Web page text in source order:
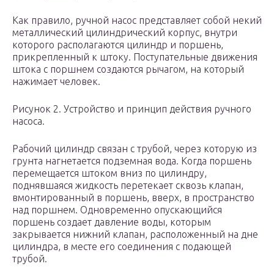
Как правило, ручной насос представляет собой некий
металлический цилиндрический корпус, внутри
которого располагаются цилиндр и поршень,
прикрепленный к штоку. Поступательные движения
штока с поршнем создаются рычагом, на который
нажимает человек.
Рисунок 2. Устройство и принцип действия ручного
насоса.
Рабочий цилиндр связан с трубой, через которую из
грунта нагнетается подземная вода. Когда поршень
перемещается штоком вниз по цилиндру,
поднявшаяся жидкость перетекает сквозь клапан,
вмонтированный в поршень, вверх, в пространство
над поршнем. Одновременно опускающийся
поршень создает давление воды, которым
закрывается нижний клапан, расположенный на дне
цилиндра, в месте его соединения с подающей
трубой.